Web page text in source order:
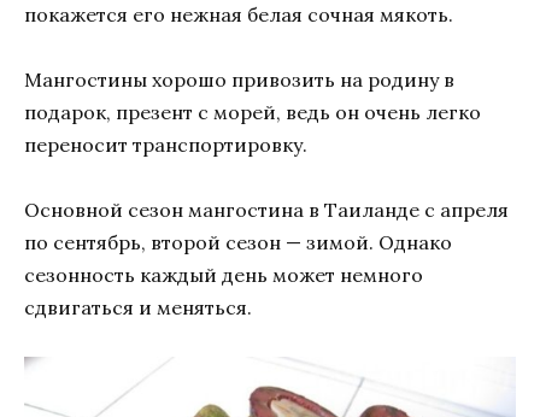
покажется его нежная белая сочная мякоть.
Мангостины хорошо привозить на родину в
подарок, презент с морей, ведь он очень легко
переносит транспортировку.
Основной сезон мангостина в Таиланде с апреля
по сентябрь, второй сезон — зимой. Однако
сезонность каждый день может немного
сдвигаться и меняться.